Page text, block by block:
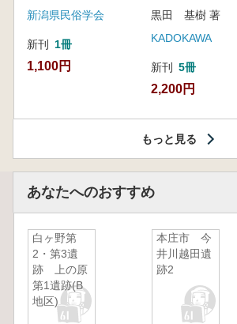
新潟県民俗学会
新刊 1冊
1,100円
黒田 基樹 著
KADOKAWA
新刊 5冊
2,200円
もっと見る
あなたへのおすすめ
白ヶ野第
2・第3遺
跡 上の原
第1遺跡(B
地区)
本庄市 今
井川越田遺
跡2